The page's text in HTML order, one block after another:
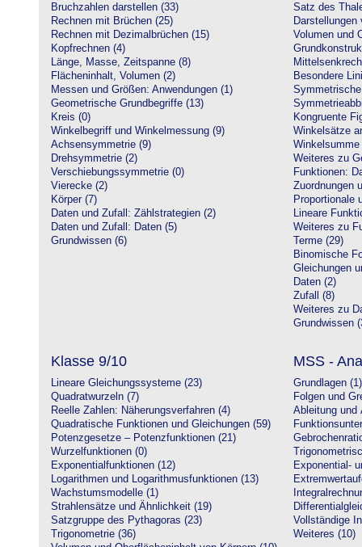
Bruchzahlen darstellen (33)
Rechnen mit Brüchen (25)
Rechnen mit Dezimalbrüchen (15)
Kopfrechnen (4)
Länge, Masse, Zeitspanne (8)
Flächeninhalt, Volumen (2)
Messen und Größen: Anwendungen (1)
Geometrische Grundbegriffe (13)
Kreis (0)
Winkelbegriff und Winkelmessung (9)
Achsensymmetrie (9)
Drehsymmetrie (2)
Verschiebungssymmetrie (0)
Vierecke (2)
Körper (7)
Daten und Zufall: Zählstrategien (2)
Daten und Zufall: Daten (5)
Grundwissen (6)
Satz des
Darstellungen
Volumen und
Besondere
Kongruente
Winkelsätze
Weiteres zu
Funktionen:
Zuordnungen
Proportionale
Lineare
Weiteres zu
Terme (29)
Binomische
Gleichungen
Daten (2)
Zufall (8)
Weiteres zu
Grundwissen
Klasse 9/10
Lineare Gleichungssysteme (23)
Quadratwurzeln (7)
Reelle Zahlen: Näherungsverfahren (4)
Quadratische Funktionen und Gleichungen (59)
Potenzgesetze – Potenzfunktionen (21)
Wurzelfunktionen (0)
Exponentialfunktionen (12)
Logarithmen und Logarithmusfunktionen (13)
Wachstumsmodelle (1)
Strahlensätze und Ähnlichkeit (19)
Satzgruppe des Pythagoras (23)
Trigonometrie (36)
MSS -
Grundlagen (1)
Folgen und
Ableitung und
Exponential-
Vollständige
Weiteres (10)